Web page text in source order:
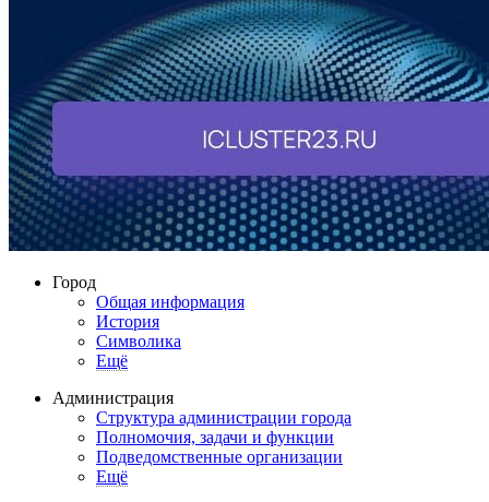
Город
Общая информация
История
Символика
Ещё
Администрация
Структура администрации города
Полномочия, задачи и функции
Подведомственные организации
Ещё